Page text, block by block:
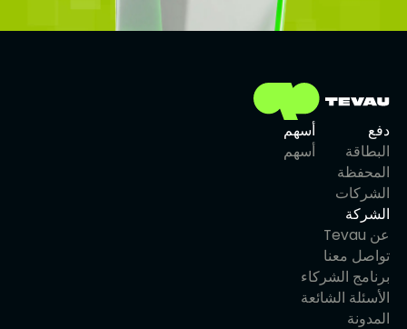
دفع
البطاقة
المحفظة
الشركات
أسهم
أسهم
الشركة
عن Tevau
تواصل معنا
برنامج الشركاء
الأسئلة الشائعة
المدونة